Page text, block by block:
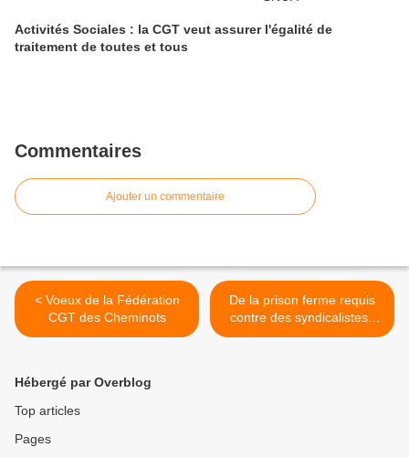
Activités Sociales : la CGT veut assurer l'égalité de
traitement de toutes et tous
Commentaires
Ajouter un commentaire
< Voeux de la Fédération
CGT des Cheminots
De la prison ferme requis
contre des syndicalistes :
SIGNEZ MASSIVEMENT LA
Hébergé par Overblog
Top articles
Pages